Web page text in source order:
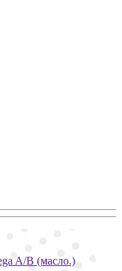
A/B (масло.)